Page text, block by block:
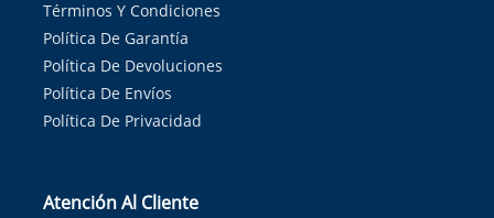
Términos Y Condiciones
Política De Garantía
Política De Devoluciones
Política De Envíos
Política De Privacidad
Atención Al Cliente